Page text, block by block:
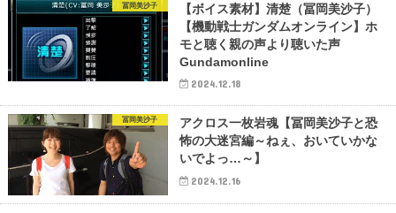
冨岡美沙子
【ボイス素材】清楚（冨岡美沙子）
【機動戦士ガンダムオンライン】ホ
モと聴く親の声より聴いた声
Gundamonline
2024.12.18
冨岡美沙子
アクロス一枚岩魂【冨岡美沙子と恐
怖の大迷宮編～ねぇ、おいていかな
いでよっ…～】
2024.12.16